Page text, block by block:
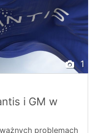
1
i GM w
problemach